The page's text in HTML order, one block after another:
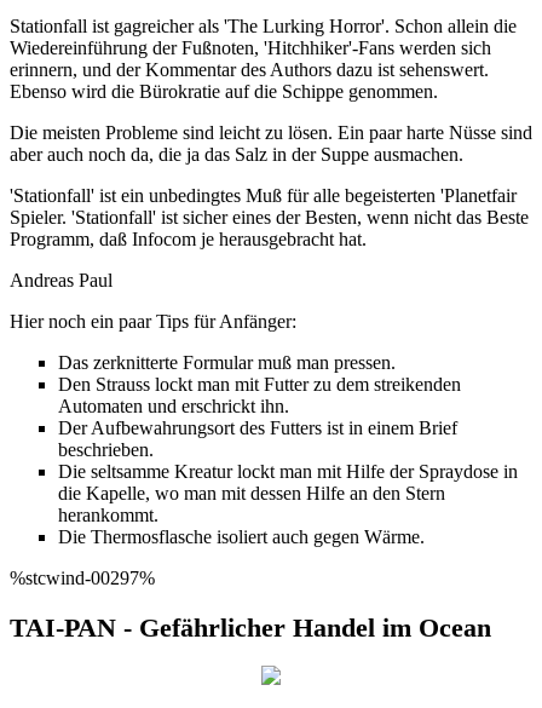
Stationfall ist gagreicher als 'The Lurking Horror'. Schon allein die
Wiedereinführung der Fußnoten, 'Hitchhiker'-Fans werden sich
erinnern, und der Kommentar des Authors dazu ist sehenswert.
Ebenso wird die Bürokratie auf die Schippe genommen.
Die meisten Probleme sind leicht zu lösen. Ein paar harte Nüsse sind
aber auch noch da, die ja das Salz in der Suppe ausmachen.
'Stationfall' ist ein unbedingtes Muß für alle begeisterten 'Planetfair
Spieler. 'Stationfall' ist sicher eines der Besten, wenn nicht das Beste
Programm, daß Infocom je herausgebracht hat.
Andreas Paul
Hier noch ein paar Tips für Anfänger:
Das zerknitterte Formular muß man pressen.
Den Strauss lockt man mit Futter zu dem streikenden
Automaten und erschrickt ihn.
Der Aufbewahrungsort des Futters ist in einem Brief
beschrieben.
Die seltsamme Kreatur lockt man mit Hilfe der Spraydose in
die Kapelle, wo man mit dessen Hilfe an den Stern
herankommt.
Die Thermosflasche isoliert auch gegen Wärme.
%stcwind-00297%
TAI-PAN - Gefährlicher Handel im Ocean